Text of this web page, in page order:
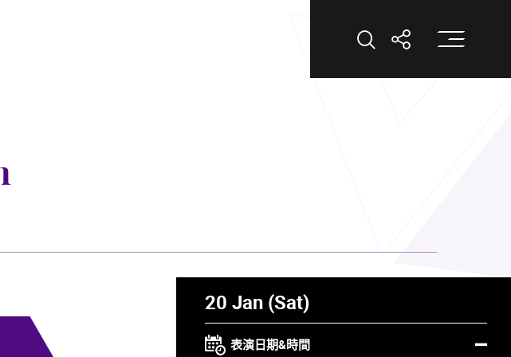
打開搜索打開分享打
20 Jan (Sat)
表演日期&時間